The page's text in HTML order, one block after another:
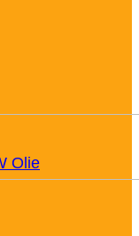
Olie